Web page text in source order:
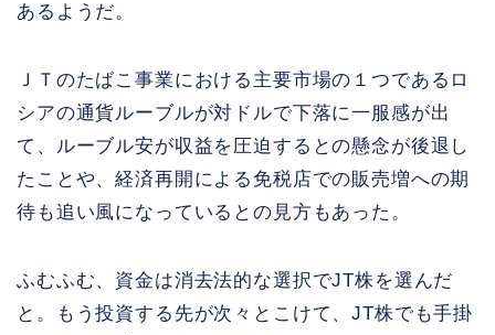
あるようだ。
ＪＴのたばこ事業における主要市場の１つであるロ
シアの通貨ルーブルが対ドルで下落に一服感が出
て、ルーブル安が収益を圧迫するとの懸念が後退し
たことや、経済再開による免税店での販売増への期
待も追い風になっているとの見方もあった。
ふむふむ、資金は消去法的な選択でJT株を選んだ
と。もう投資する先が次々とこけて、JT株でも手掛